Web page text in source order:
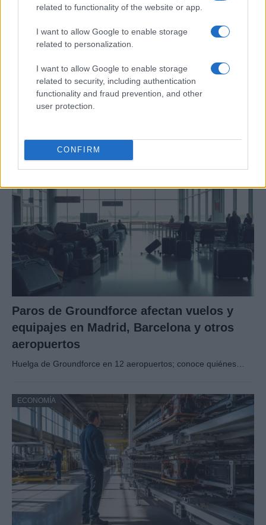
related to functionality of the website or app.
I want to allow Google to enable storage
related to personalization.
I want to allow Google to enable storage
related to security, including authentication
functionality and fraud prevention, and other
user protection.
CONFIRM
Barreras no arancelarias: normas
técnicas, subsidios y compras públicas
Paros de Groundforce afectan vuelos y
equipajes en Madrid, Barcelona y otros
aeropuertos
Huelga de Groundforce en 12 aeropuertos; conoce quiénes…
ECONOMÍA